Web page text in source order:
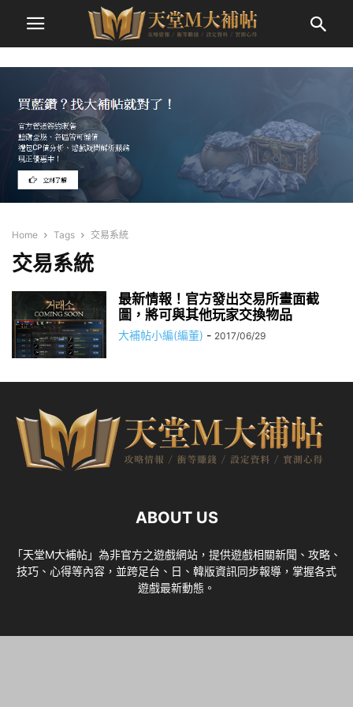
Home Tags 交易系統
交易系統
最新情報！官方發出交易所畫面截
圖，將可與其他玩家交換物品
大補帖小編(編董) - 2017/06/29
ABOUT US
「天堂M大補帖」為非官方之遊戲網站，提供遊戲相關新聞、攻略、
技巧、心得等內容，並跨足台、日、韓版資訊同步報導，掌握各式
遊戲最新動態。